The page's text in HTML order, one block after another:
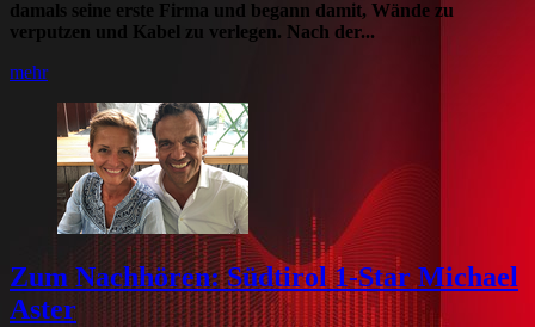
damals seine erste Firma und begann damit, Wände zu
verputzen und Kabel zu verlegen. Nach der...
mehr
Zum Nachhören: Südtirol 1-Star Michael
Aster